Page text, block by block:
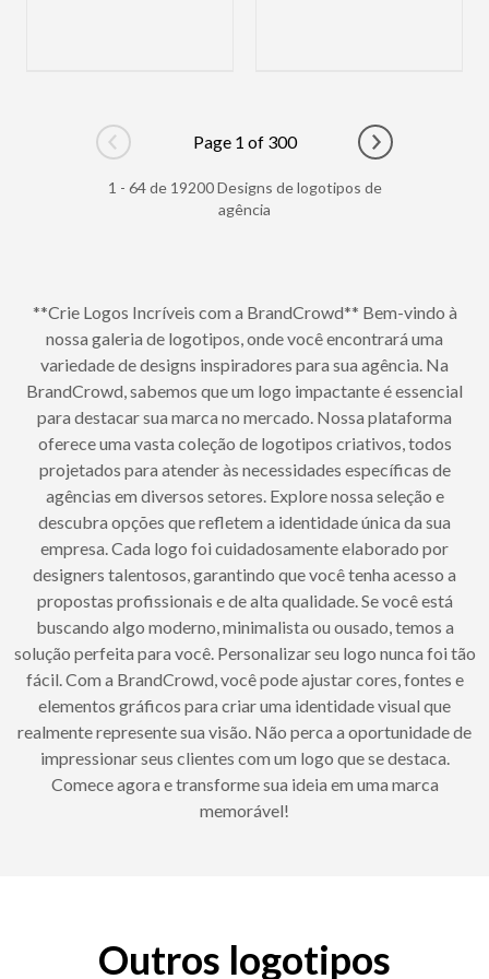
Go to previous page
Page 1 of 300
Go to next
1 - 64 de 19200 Designs de logotipos de
agência
**Crie Logos Incríveis com a BrandCrowd** Bem-vindo à
nossa galeria de logotipos, onde você encontrará uma
variedade de designs inspiradores para sua agência. Na
BrandCrowd, sabemos que um logo impactante é essencial
para destacar sua marca no mercado. Nossa plataforma
oferece uma vasta coleção de logotipos criativos, todos
projetados para atender às necessidades específicas de
agências em diversos setores. Explore nossa seleção e
descubra opções que refletem a identidade única da sua
empresa. Cada logo foi cuidadosamente elaborado por
designers talentosos, garantindo que você tenha acesso a
propostas profissionais e de alta qualidade. Se você está
buscando algo moderno, minimalista ou ousado, temos a
solução perfeita para você. Personalizar seu logo nunca foi tão
fácil. Com a BrandCrowd, você pode ajustar cores, fontes e
elementos gráficos para criar uma identidade visual que
realmente represente sua visão. Não perca a oportunidade de
impressionar seus clientes com um logo que se destaca.
Comece agora e transforme sua ideia em uma marca
memorável!
Outros logotipos